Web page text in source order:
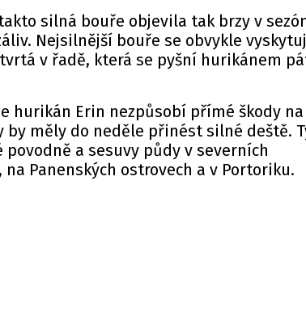
silná bouře objevila tak brzy v
Nejsilnější bouře se obvykle
v řadě, která se pyšní hurikánem
hurikán Erin nezpůsobí přímé škody na
by měly do neděle přinést silné deště.
a sesuvy půdy v severních
na Panenských ostrovech a v Portoriku.